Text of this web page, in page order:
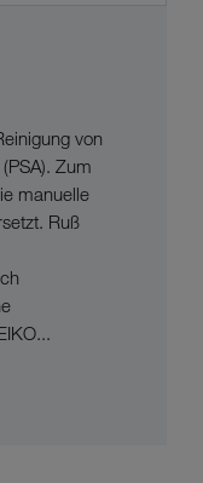
von
Zum
manuelle
Ruß